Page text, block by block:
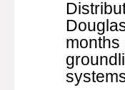
months